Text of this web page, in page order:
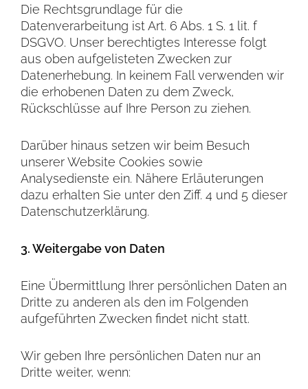
Die Rechtsgrundlage für die
Datenverarbeitung ist Art. 6 Abs. 1 S. 1 lit. f
DSGVO. Unser berechtigtes Interesse folgt
aus oben aufgelisteten Zwecken zur
Datenerhebung. In keinem Fall verwenden wir
die erhobenen Daten zu dem Zweck,
Rückschlüsse auf Ihre Person zu ziehen.
Darüber hinaus setzen wir beim Besuch
unserer Website Cookies sowie
Analysedienste ein. Nähere Erläuterungen
dazu erhalten Sie unter den Ziff. 4 und 5 dieser
Datenschutzerklärung.
3. Weitergabe von Daten
Eine Übermittlung Ihrer persönlichen Daten an
Dritte zu anderen als den im Folgenden
aufgeführten Zwecken findet nicht statt.
Wir geben Ihre persönlichen Daten nur an
Dritte weiter, wenn: